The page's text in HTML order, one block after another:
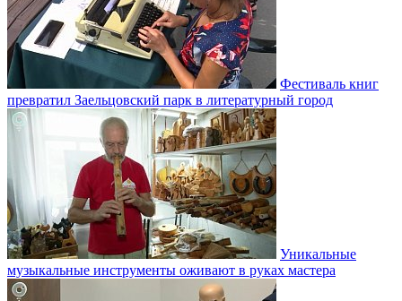
Фестиваль книг
превратил Заельцовский парк в литературный город
Уникальные
музыкальные инструменты оживают в руках мастера